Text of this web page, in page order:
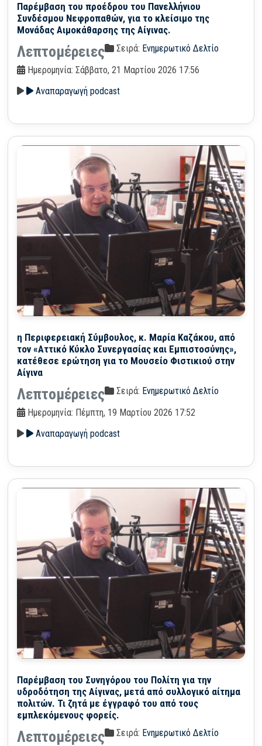
Παρέμβαση του προέδρου του Πανελλήνιου
Συνδέσμου Νεφροπαθών, για το κλείσιμο της
Μονάδας Αιμοκάθαρσης της Αίγινας.
Λεπτομέρειες Σειρά: Ενημερωτικό Δελτίο
Ημερομηνία: Σάββατο, 21 Μαρτίου 2026 17:56
Αναπαραγωγή podcast
η Περιφερειακή Σύμβουλος, κ. Μαρία Καζάκου, από
τον «Αττικό Κύκλο Συνεργασίας και Εμπιστοσύνης»,
κατέθεσε ερώτηση για το Μουσείο Φιστικιού στην
Αίγινα
Λεπτομέρειες Σειρά: Ενημερωτικό Δελτίο
Ημερομηνία: Πέμπτη, 19 Μαρτίου 2026 17:52
Αναπαραγωγή podcast
Παρέμβαση του Συνηγόρου του Πολίτη για την
υδροδότηση της Αίγινας, μετά από συλλογικό αίτημα
πολιτών. Τι ζητά με έγγραφό του από τους
εμπλεκόμενους φορείς.
Λεπτομέρειες Σειρά: Ενημερωτικό Δελτίο